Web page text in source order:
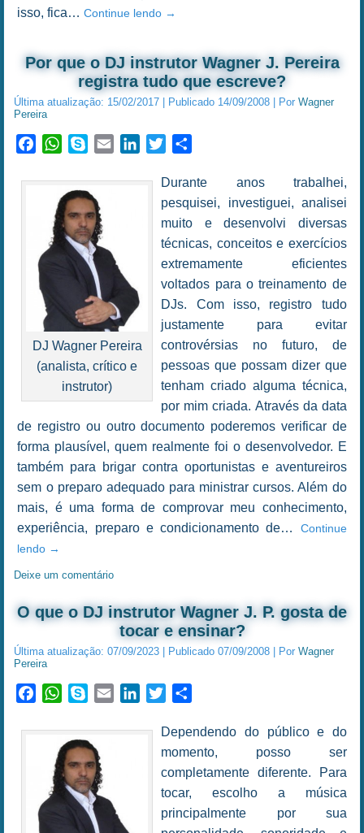
isso, fica…Continue lendo →
Por que o DJ instrutor Wagner J. Pereira
registra tudo que escreve?
Última atualização: 15/02/2017 Publicado 14/09/2008 Por Wagner
Pereira
FacebookWhatsApp
Skype Email LinkedInTwitter
DJ Wagner Pereira
(analista, crítico e
instrutor)
Durante anos trabalhei,
pesquisei, investiguei, analisei
muito e desenvolvi diversas
técnicas, conceitos e exercícios
extremamente eficientes
voltados para o treinamento de
DJs. Com isso, registro tudo
justamente para evitar
controvérsias no futuro, de
pessoas que possam dizer que
tenham criado alguma técnica,
por mim criada. Através da data
de registro ou outro documento poderemos verificar de
forma plausível, quem realmente foi o desenvolvedor. E
também para brigar contra oportunistas e aventureiros
sem o preparo adequado para ministrar cursos. Além do
mais, é uma forma de comprovar meu conhecimento,
experiência, preparo e condicionamento de… Continue
lendo →
Deixe um comentário
O que o DJ instrutor Wagner J. P. gosta de
tocar e ensinar?
Última atualização: 07/09/2023 Publicado 07/09/2008 Por Wagner
Pereira
FacebookWhatsApp
Skype Email LinkedInTwitter
Dependendo do público e do
momento, posso ser
completamente diferente. Para
tocar, escolho a música
principalmente por sua